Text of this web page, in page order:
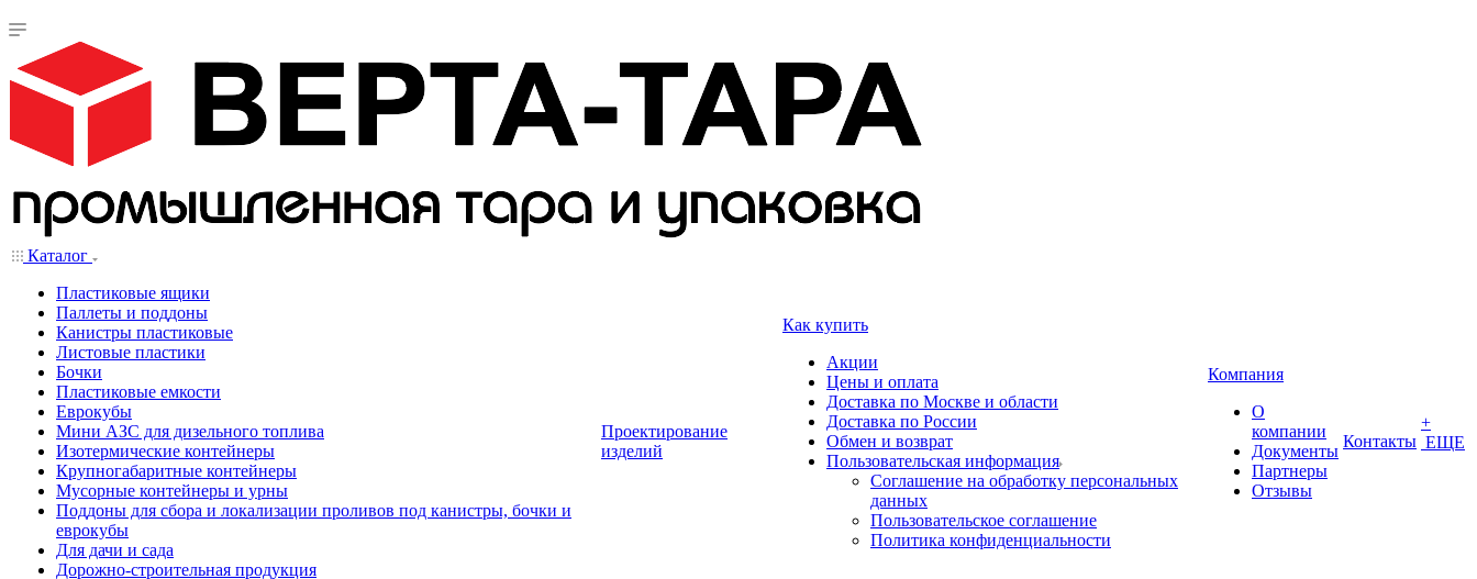
Каталог
Пластиковые ящики
Паллеты и поддоны
Канистры пластиковые
Листовые пластики
Бочки
Пластиковые емкости
Еврокубы
Мини АЗС для дизельного топлива
Изотермические контейнеры
Крупногабаритные контейнеры
Мусорные контейнеры и урны
Поддоны для сбора и локализации проливов под канистры, бочки и
еврокубы
Для дачи и сада
Дорожно-строительная продукция
Проектирование
изделий
Как купить
Акции
Цены и оплата
Доставка по Москве и области
Доставка по России
Обмен и возврат
Пользовательская информация
Соглашение на обработку персональных
данных
Пользовательское соглашение
Политика конфиденциальности
Компания
О
компании
Документы
Партнеры
Отзывы
Контакты
+
ЕЩЕ